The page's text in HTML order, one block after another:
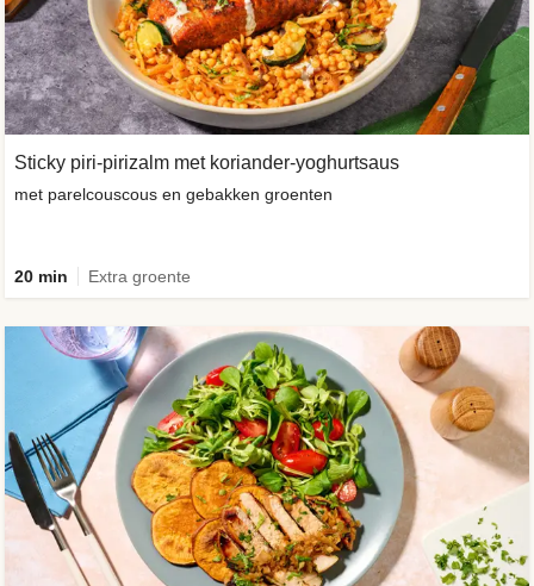
Sticky piri-pirizalm met koriander-yoghurtsaus
met parelcouscous en gebakken groenten
20 min Extra groente